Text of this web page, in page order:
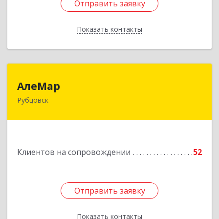
Отправить заявку
Показать контакты
Отправить заявку
Назад
АлеМар
Рубцовск
Клиентов на сопровождении 52
Отправить заявку
Показать контакты
Отправить заявку
Назад